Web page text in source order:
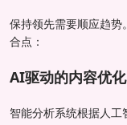
保持领先需要顺应趋
合点：
AI驱动的内容优化
智能分析系统根据人工